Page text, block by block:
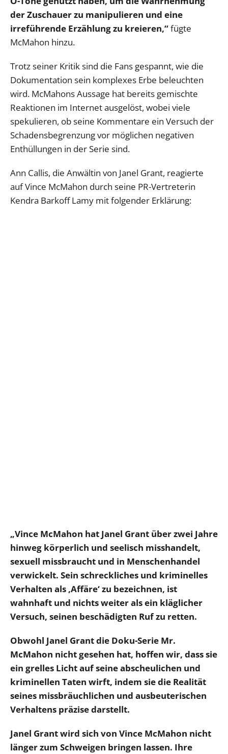
der Zuschauer zu manipulieren und eine
irreführende Erzählung zu kreieren,“fügte
McMahon hinzu.
Trotz seiner Kritik sind die Fans gespannt, wie die
Dokumentation sein komplexes Erbe beleuchten
wird. McMahons Aussage hat bereits gemischte
Reaktionen im Internet ausgelöst, wobei viele
spekulieren, ob seine Kommentare ein Versuch der
Schadensbegrenzung vor möglichen negativen
Enthüllungen in der Serie sind.
Ann Callis, die Anwältin von Janel Grant, reagierte
auf Vince McMahon durch seine PR-Vertreterin
Kendra Barkoff Lamy mit folgender Erklärung:
„Vince McMahon hat Janel Grant über zwei Jahre
hinweg körperlich und seelisch misshandelt,
sexuell missbraucht und in Menschenhandel
verwickelt. Sein schreckliches und kriminelles
Verhalten als ‚Affäre‘ zu bezeichnen, ist
wahnhaft und nichts weiter als ein kläglicher
Versuch, seinen beschädigten Ruf zu retten.
Obwohl Janel Grant die Doku-Serie Mr.
McMahon nicht gesehen hat, hoffen wir, dass sie
ein grelles Licht auf seine abscheulichen und
kriminellen Taten wirft, indem sie die Realität
seines missbräuchlichen und ausbeuterischen
Verhaltens präzise darstellt.
Janel Grant wird sich von Vince McMahon nicht
länger zum Schweigen bringen lassen. Ihre